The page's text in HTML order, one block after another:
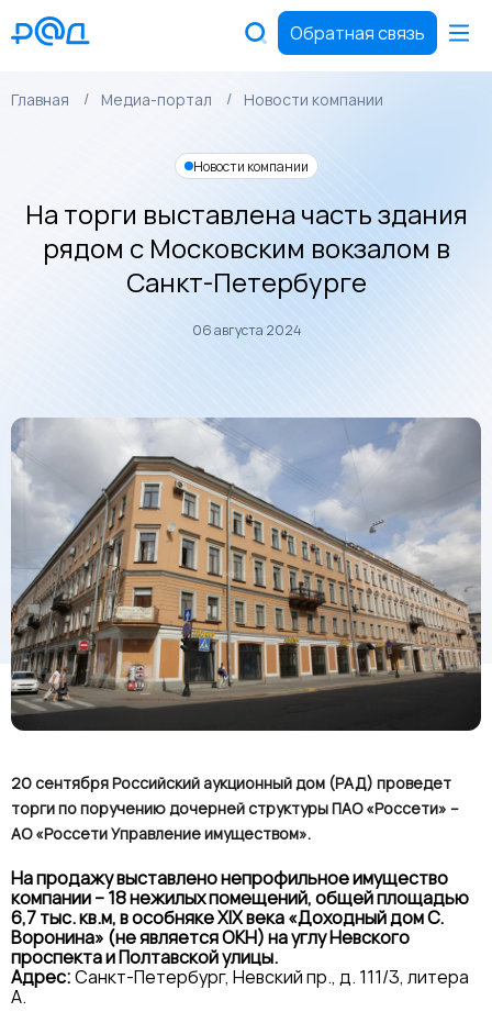
Обратная связь
Главная Медиа-портал Новости компании
Новости компании
На торги выставлена часть здания
рядом с Московским вокзалом в
Санкт-Петербурге
06 августа 2024
20 сентября Российский аукционный дом (РАД) проведет
торги по поручению дочерней структуры ПАО «Россети» –
АО «Россети Управление имуществом».
На продажу выставлено непрофильное имущество
компании – 18 нежилых помещений, общей площадью
6,7 тыс. кв.м, в особняке XIX века «Доходный дом С.
Воронина» (не является ОКН) на углу Невского
проспекта и Полтавской улицы.
Адрес:Санкт-Петербург, Невский пр., д. 111/3, литера
А.